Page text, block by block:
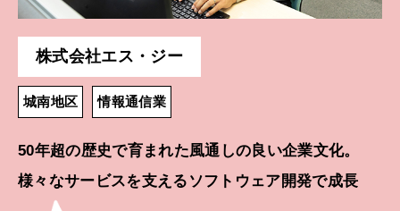
株式会社エス・ジー
城南地区 情報通信業
50年超の歴史で育まれた風通しの良い企業文化。
様々なサービスを支えるソフトウェア開発で成長